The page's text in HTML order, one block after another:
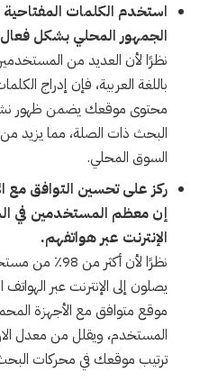
استخدم الكلمات المفتاحية
الجمهور المحلي بشكل
نظرًا لأن العديد من
باللغة العربية، فإن إدراج
محتوى موقعك يضمن ظهور
البحث ذات الصلة، مما يزيد
السوق المحلي.
ركز على تحسين التوافق مع
إن معظم المستخدمين في
الإنترنت عبر هواتفهم.
نظرًا لأن أكثر
يصلون إلى الإنترنت عبر
موقع متوافق مع الأجهزة
المستخدم، ويقلل من معدل
ترتيب موقعك في محركات